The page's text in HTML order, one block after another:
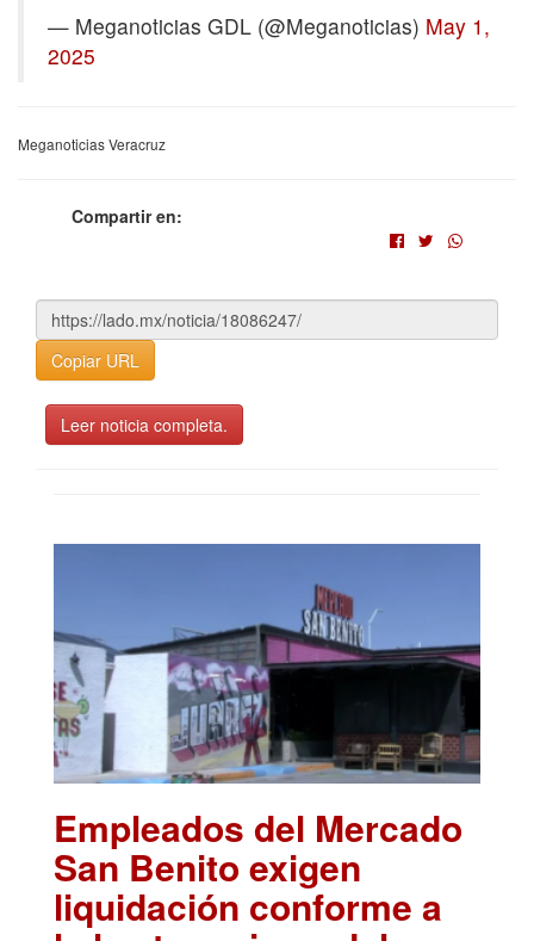
— Meganoticias GDL (@Meganoticias) May 1,
2025
Meganoticias Veracruz
Compartir en:
Copiar URL
Leer noticia completa.
Empleados del Mercado
San Benito exigen
liquidación conforme a